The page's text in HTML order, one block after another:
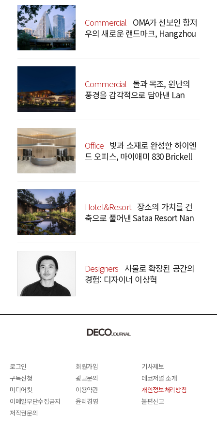
Commercial OMA가 선보인 항저
우의 새로운 랜드마크, Hangzhou
Commercial 돌과 목조, 윈난의
풍경을 감각적으로 담아낸 Lan
Office 빛과 소재로 완성한 하이엔
드 오피스, 마이애미 830 Brickell
Hotel&Resort 장소의 가치를 건
축으로 풀어낸 Sataa Resort Nan
Designers 사물로 확장된 공간의
경험: 디자이너 이상혁
로그인 회원가입
기사제보
구독신청
광고문의
데코저널 소개
미디어킷
이용약관
개인정보처리방침
이메일무단수집금지
윤리경영
불편신고
저작권문의